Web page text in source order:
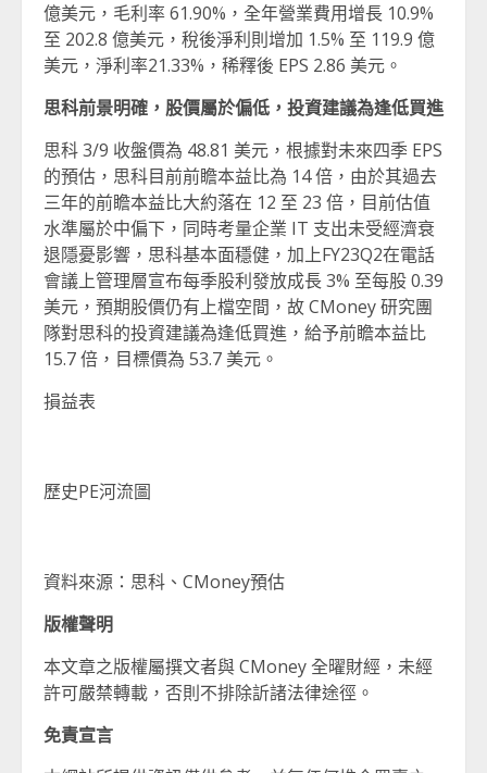
億美元，毛利率 61.90%，全年營業費用增長 10.9%
至 202.8 億美元，稅後淨利則增加 1.5% 至 119.9 億
美元，淨利率21.33%，稀釋後 EPS 2.86 美元。
思科前景明確，股價屬於偏低，投資建議為逢低買進
思科 3/9 收盤價為 48.81 美元，根據對未來四季 EPS
的預估，思科目前前瞻本益比為 14 倍，由於其過去
三年的前瞻本益比大約落在 12 至 23 倍，目前估值
水準屬於中偏下，同時考量企業 IT 支出未受經濟衰
退隱憂影響，思科基本面穩健，加上FY23Q2在電話
會議上管理層宣布每季股利發放成長 3% 至每股 0.39
美元，預期股價仍有上檔空間，故 CMoney 研究團
隊對思科的投資建議為逢低買進，給予前瞻本益比
15.7 倍，目標價為 53.7 美元。
損益表
歷史PE河流圖
資料來源：思科、CMoney預估
版權聲明
本文章之版權屬撰文者與 CMoney 全曜財經，未經
許可嚴禁轉載，否則不排除訢諸法律途徑。
免責宣言